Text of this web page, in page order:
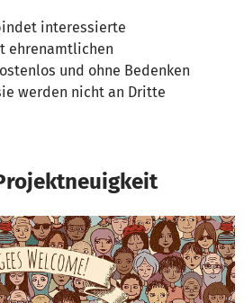
interessierte
ehrenamtlichen
und ohne Bedenken
werden nicht an Dritte